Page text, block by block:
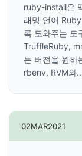
ruby-install은
래밍 언어
록 도와주는 도
TruffleRuby,
는 버전을 원하
rbenv, RVM와
02MAR2021